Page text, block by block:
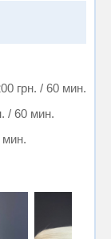
грн. / 60 мин.
/ 60 мин.
мин.